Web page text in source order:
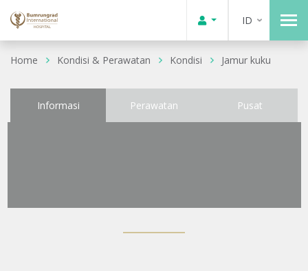
ID
Home Kondisi & Perawatan Kondisi Jamur kuku
Informasi Perawatan Pusat